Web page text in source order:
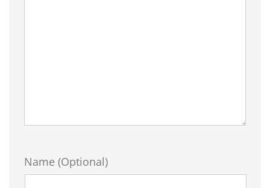
Name (Optional)